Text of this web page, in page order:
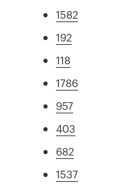
1582
192
118
1786
957
403
682
1537